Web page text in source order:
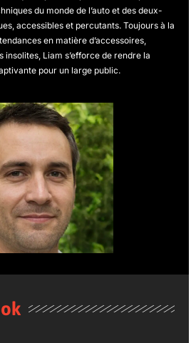
du monde de l’auto et des deux-
accessibles et percutants. Toujours à la
en matière d’accessoires,
insolites, Liam s’efforce de rendre la
pour un large public.